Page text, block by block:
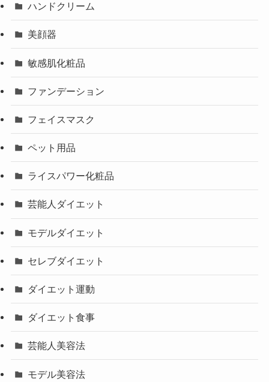
ハンドクリーム
美顔器
敏感肌化粧品
ファンデーション
フェイスマスク
ペット用品
ライスパワー化粧品
芸能人ダイエット
モデルダイエット
セレブダイエット
ダイエット運動
ダイエット食事
芸能人美容法
モデル美容法